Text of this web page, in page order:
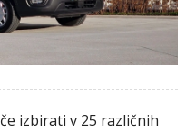
izbirati v 25 različnih